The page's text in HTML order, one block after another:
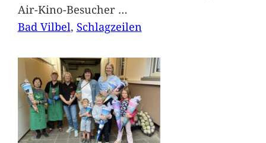
Air-Kino-Besucher …
Bad Vilbel, Schlagzeilen